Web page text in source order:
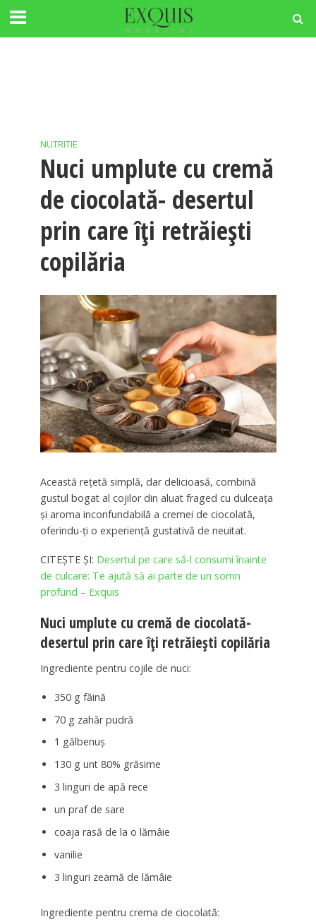
NUTRITIE
Nuci umplute cu cremă
de ciocolată- desertul
prin care îți retrăiești
copilăria
Această rețetă simplă, dar delicioasă, combină
gustul bogat al cojilor din aluat fraged cu dulceața
și aroma inconfundabilă a cremei de ciocolată,
oferindu-ți o experiență gustativă de neuitat.
CITEȘTE ȘI: Desertul pe care să-l consumi înainte
de culcare: Te ajută să ai parte de un somn
profund – Exquis
Nuci umplute cu cremă de ciocolată-
desertul prin care îți retrăiești copilăria
Ingrediente pentru cojile de nuci:
350 g făină
70 g zahăr pudră
1 gălbenuș
130 g unt 80% grăsime
3 linguri de apă rece
un praf de sare
coaja rasă de la o lămâie
vanilie
3 linguri zeamă de lămâie
Ingrediente pentru crema de ciocolată: